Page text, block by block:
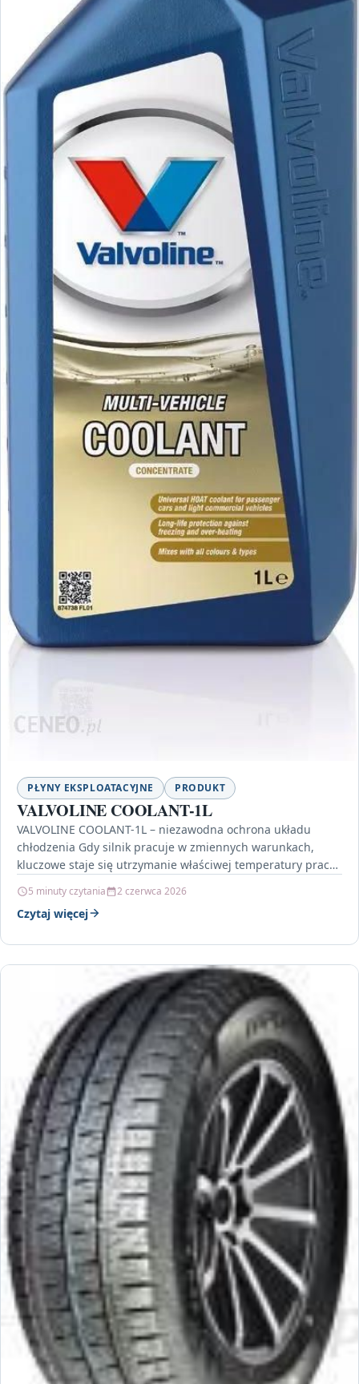
PŁYNY EKSPLOATACYJNE PRODUKT
VALVOLINE COOLANT-1L
VALVOLINE COOLANT-1L – niezawodna ochrona układu
chłodzenia Gdy silnik pracuje w zmiennych warunkach,
kluczowe staje się utrzymanie właściwej temperatury pracy.
5 minuty czytania 2 czerwca 2026
Czytaj więcej